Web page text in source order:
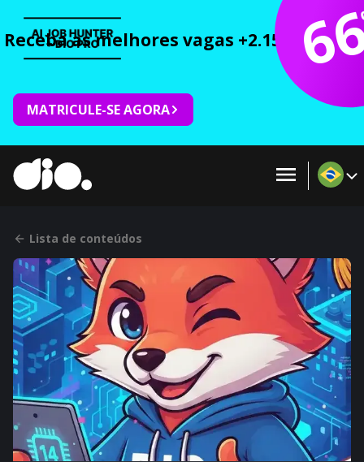
Receba as melhores vagas +2.150 cursos
MATRICULE-SE AGORA
Lista de conteúdos